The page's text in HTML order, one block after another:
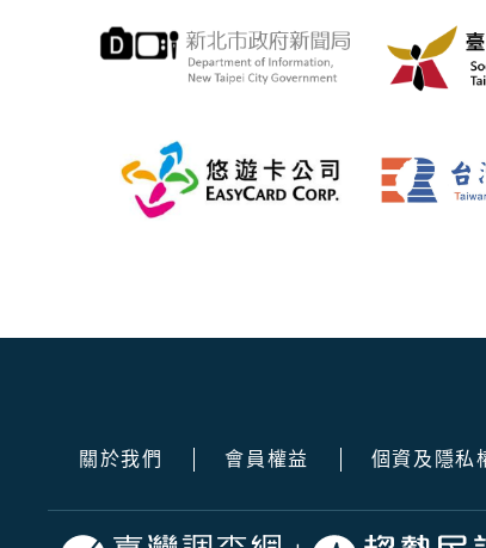
關於我們 會員權益 個資及隱私